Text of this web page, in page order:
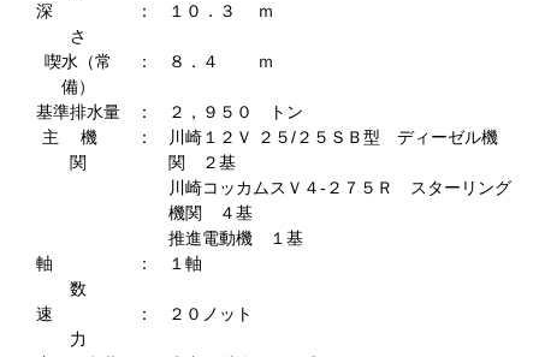
深
さ
： １０．３ ｍ
喫水（常
備）
： ８．４ ｍ
基準排水量 ：
２，９５０ トン
主 機
関
：
川崎１２Ｖ ２５/２５ＳＢ型 ディーゼル機
関 ２基
川崎コッカムスＶ４-２７５Ｒ スターリング
機関 ４基
推進電動機 １基
軸
数
： １軸
速
力
： ２０ノット